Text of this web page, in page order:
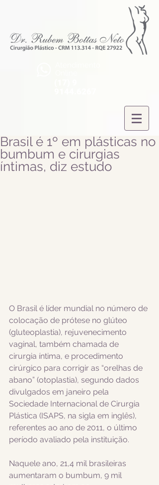
Brasil é 1º em plásticas no
bumbum e cirurgias
íntimas, diz estudo
O Brasil é líder mundial no número de
colocação de prótese no glúteo
(gluteoplastia), rejuvenecimento
vaginal, também chamada de
cirurgia íntima, e procedimento
cirúrgico para corrigir as “orelhas de
abano” (otoplastia), segundo dados
divulgados em janeiro pela
Sociedade Internacional de Cirurgia
Plástica (ISAPS, na sigla em inglês),
referentes ao ano de 2011, o último
período avaliado pela instituição.
Naquele ano, 21,4 mil brasileiras
aumentaram o bumbum, 9 mil